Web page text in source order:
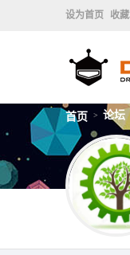
设为首页 收
首页 > 论坛